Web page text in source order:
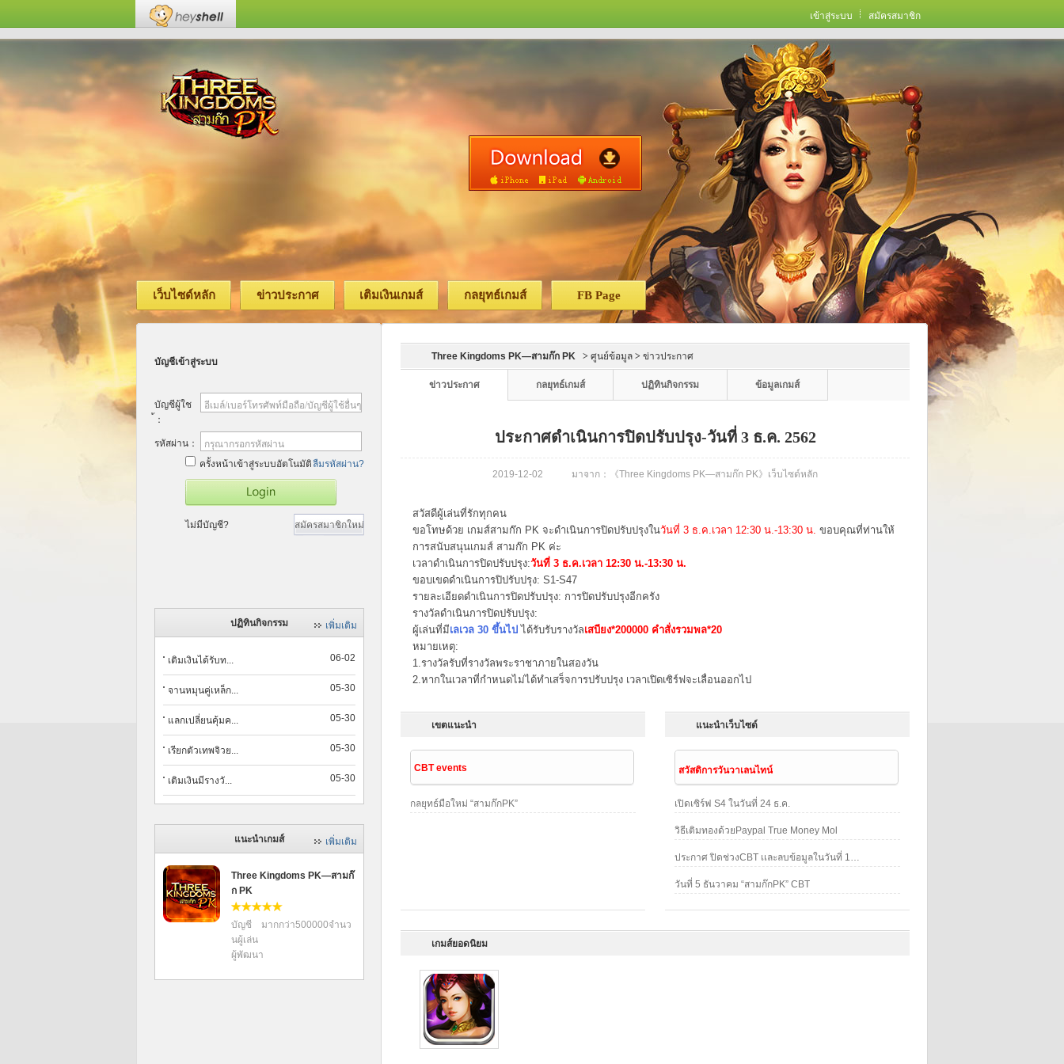
เข้าสู่ระบบ สมัครสมาชิก
เว็บไซด์หลัก ข่าวประกาศ เติมเงินเกมส์ กลยุทธ์เกมส์ FB Page
บัญชีเข้าสู่ระบบ
บัญชีผู้ใช
้：
อีเมล์/เบอร์โทรศัพท์มือถือ/บัญชีผู้ใช้อื่นๆ
รหัสผ่าน：
กรุณากรอกรหัสผ่าน
ครั้งหน้าเข้าสู่ระบบอัตโนมัติลืมรหัสผ่าน?
ไม่มีบัญชี? สมัครสมาชิกใหม่
ปฏิทินกิจกรรม เพิ่มเติม
06-02
เติมเงินได้รับท...
05-30
จานหมุนคู่เหล็ก...
05-30
แลกเปลี่ยนคุ้มค...
05-30
เรียกตัวเทพจิวย...
05-30
เติมเงินมีรางวั...
แนะนำเกมส์ เพิ่มเติม
Three Kingdoms PK—สามก๊
ก PK
บัญชี มากกว่า500000จำนว
นผู้เล่น
ผู้พัฒนา
Three Kingdoms PK—สามก๊ก PK > ศูนย์ข้อมูล > ข่าวประกาศ
ข่าวประกาศ กลยุทธ์เกมส์ ปฏิทินกิจกรรม ข้อมูลเกมส์
ประกาศดำเนินการปิดปรับปรุง-วันที่ 3 ธ.ค. 2562​
2019-12-02 มาจาก：《Three Kingdoms PK—สามก๊ก PK》เว็บไซด์หลัก
สวัสดีผู้เล่นที่รักทุกคน
ขอโทษด้วย เกมส์สามก๊ก PK จะดำเนินการปิดปรับปรุงในวันที่ 3 ธ.ค.เวลา 12:30 น.-13:30 น. ขอบคุณที่ท่านให้
การสนับสนุนเกมส์ สามก๊ก PK ค่ะ
เวลาดำเนินการปิดปรับปรุง:วันที่ 3 ธ.ค.เวลา 12:30 น.-13:30 น.
ขอบเขดดำเนินการปิปรับปรุง: S1-S47
รายละเอียดดำเนินการปิดปรับปรุง: การปิดปรับปรุงอีกครัง
รางวัลดำเนินการปิดปรับปรุง:
ผู้เล่นที่มีเลเวล 30 ขึ้นไป ได้รับรับรางวัลเสบียง*200000 คำสั่งรวมพล*20
หมายเหตุ:
1.รางวัลรับที่รางวัลพระราชาภายในสองวัน
2.หากในเวลาที่กำหนดไม่ได้ทำเสร็จการปรับปรุง เวลาเปิดเซิร์ฟจะเลื่อนออกไป
เขตแนะนำ
CBT events
กลยุทธ์มือใหม่ “สามก๊กPK”
แนะนำเว็บไซด์
สวัสดิการวันวาเลนไทน์
เปิดเซิร์ฟ S4 ในวันที่ 24 ธ.ค.
วิธีเติมทองด้วยPaypal True Money Mol
ประกาศ ปิดช่วงCBT เเละลบข้อมูลในวันที่ 15ธ.ค. เวลา14:00น.
วันที่ 5 ธันวาคม “สามก๊กPK” CBT
เกมส์ยอดนิยม